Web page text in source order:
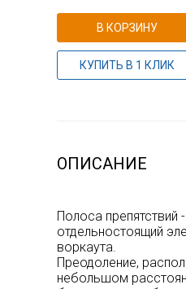
В КОРЗИНУ
КУПИТЬ В 1 КЛИК
ОПИСАНИЕ
Полоса препятствий -
отдельностоящий
воркаута.
Преодоление,
небольшом